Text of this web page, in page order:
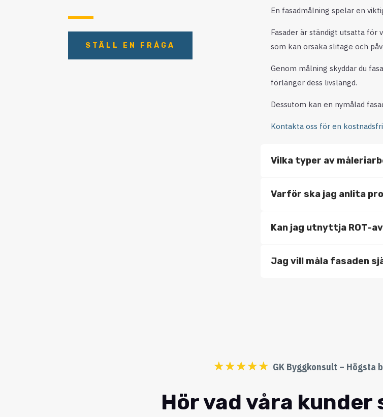
STÄLL EN FRÅGA
En fasadmålning spelar en
Fasader är ständigt utsatta för
som kan orsaka slitage och
Genom målning skyddar du
förlänger dess livslängd.
Dessutom kan en nymålad
Kontakta oss för en
Vilka typer av
Varför ska jag anlita
Kan jag utnyttja ROT-
Jag vill måla fasaden
☆☆☆☆☆ GK Byggkonsult – Högsta
Hör vad våra kunder